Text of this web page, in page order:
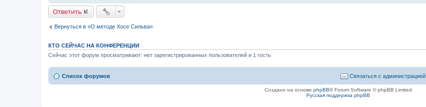
н
и
е
Ответить
Вернуться в «О методе Хосе Сильва»
КТО СЕЙЧАС НА КОНФЕРЕНЦИИ
Сейчас этот форум просматривают: нет зарегистрированных пользователей и 1 гость
Список форумов Связаться с администрацией
Создано на основе phpBB® Forum Software © phpBB Limited
Русская поддержка phpBB